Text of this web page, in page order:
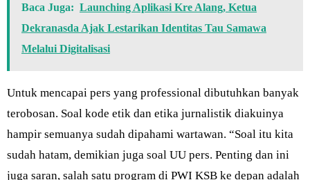
Baca Juga: Launching Aplikasi Kre Alang, Ketua
Dekranasda Ajak Lestarikan Identitas Tau Samawa
Melalui Digitalisasi
Untuk mencapai pers yang professional dibutuhkan banyak
terobosan. Soal kode etik dan etika jurnalistik diakuinya
hampir semuanya sudah dipahami wartawan. “Soal itu kita
sudah hatam, demikian juga soal UU pers. Penting dan ini
juga saran, salah satu program di PWI KSB ke depan adalah